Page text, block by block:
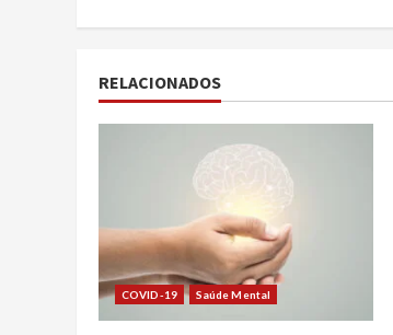
RELACIONADOS
COVID-19 Saúde Mental